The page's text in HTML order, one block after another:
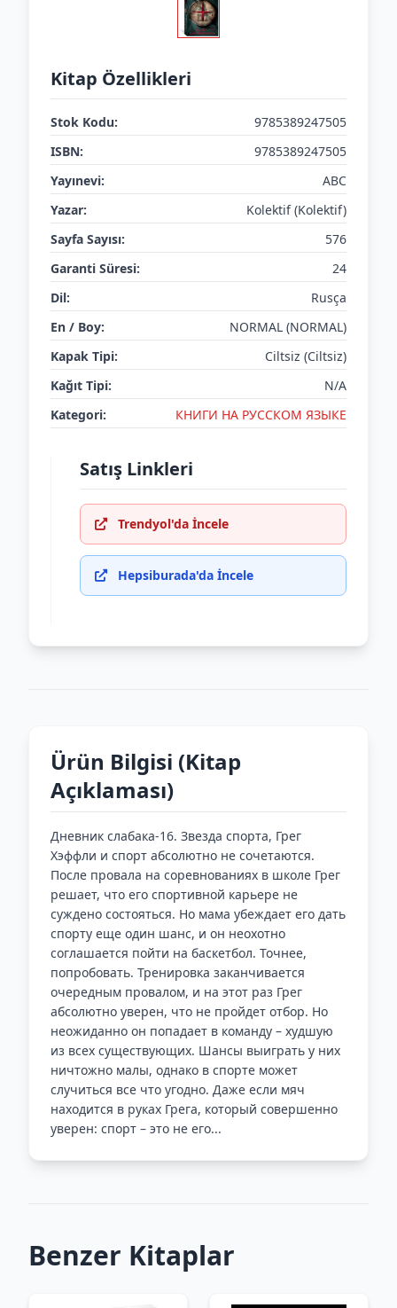
Kitap Özellikleri
Stok Kodu:
9785389247505
ISBN:
9785389247505
Yayınevi:
ABC
Yazar:
Kolektif (Kolektif)
Sayfa Sayısı:
576
Garanti Süresi:
24
Dil:
Rusça
En / Boy:
NORMAL (NORMAL)
Kapak Tipi:
Ciltsiz (Ciltsiz)
Kağıt Tipi:
N/A
Kategori:
КНИГИ НА РУССКОМ ЯЗЫКЕ
Satış Linkleri
Trendyol'da İncele
Hepsiburada'da İncele
Ürün Bilgisi (Kitap
Açıklaması)
Дневник слабака-16. Звезда спорта, Грег
Хэффли и спорт абсолютно не сочетаются.
После провала на соревнованиях в школе Грег
решает, что его спортивной карьере не
суждено состояться. Но мама убеждает его дать
спорту еще один шанс, и он неохотно
соглашается пойти на баскетбол. Точнее,
попробовать. Тренировка заканчивается
очередным провалом, и на этот раз Грег
абсолютно уверен, что не пройдет отбор. Но
неожиданно он попадает в команду – худшую
из всех существующих. Шансы выиграть у них
ничтожно малы, однако в спорте может
случиться все что угодно. Даже если мяч
находится в руках Грега, который совершенно
уверен: спорт – это не его...
Benzer Kitaplar